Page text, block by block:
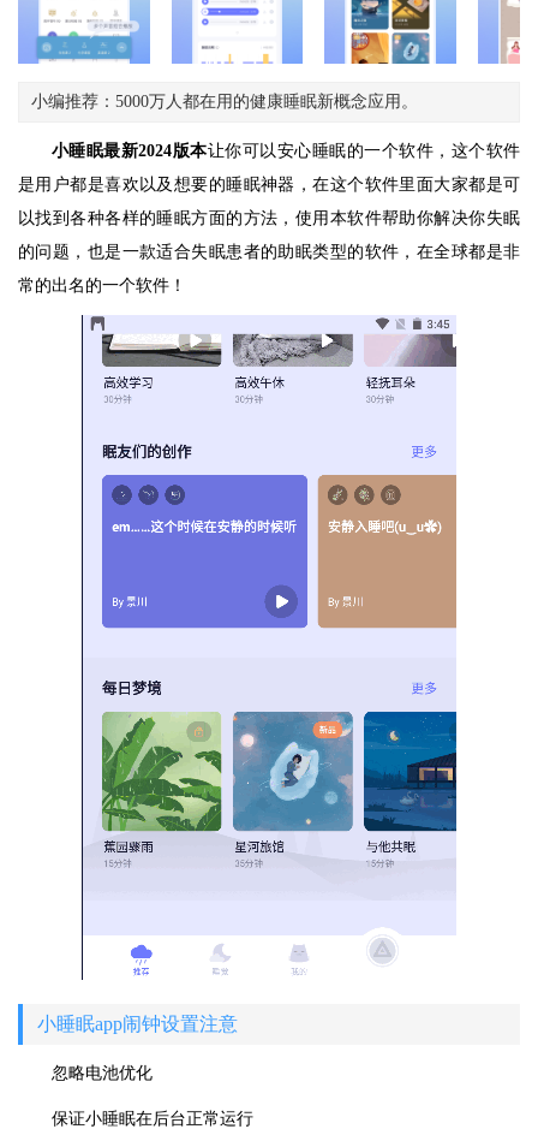
小编推荐：5000万人都在用的健康睡眠新概念应用。
小睡眠最新2024版本让你可以安心睡眠的一个软件，这个软件
是用户都是喜欢以及想要的睡眠神器，在这个软件里面大家都是可
以找到各种各样的睡眠方面的方法，使用本软件帮助你解决你失眠
的问题，也是一款适合失眠患者的助眠类型的软件，在全球都是非
常的出名的一个软件！
小睡眠app闹钟设置注意
忽略电池优化
保证小睡眠在后台正常运行